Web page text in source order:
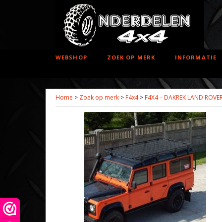
WEBSHOP ZOEK OP MERK INFORMATIE
Home > Zoek op merk > F4x4> F4X4 – DAKREK LAND